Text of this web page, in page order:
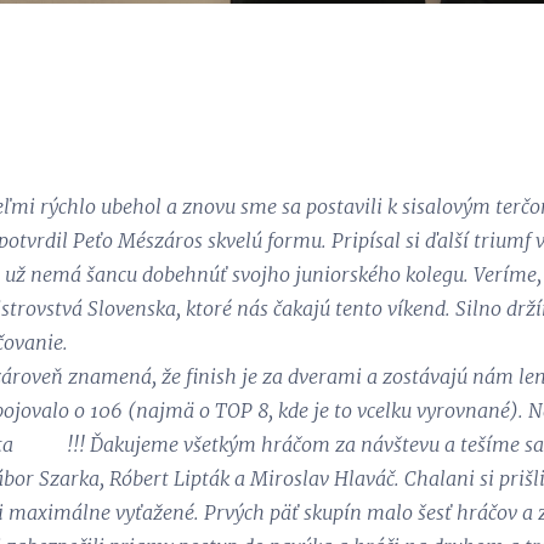
rýchlo ubehol a znovu sme sa postavili k sisalovým
Peťo Mészáros skvelú formu. Pripísal si ďalší triumf
nemá šancu dobehnúť svojho juniorského kolegu.
Slovenska, ktoré nás čakajú tento víkend. Silno
znamená, že finish je za dverami a zostávajú nám
o 106 (najmä o TOP 8, kde je to vcelku vyrovnané).
😁💪!!! Ďakujeme všetkým hráčom za návštevu a tešíme
Szarka, Róbert Lipták a Miroslav Hlaváč. Chalani si
vyťažené. Prvých päť skupín malo šesť hráčov